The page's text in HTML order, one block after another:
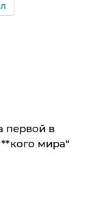
первой в
мира"